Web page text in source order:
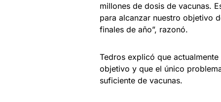
millones de dosis de vacunas.
para alcanzar nuestro objetivo
finales de año”, razonó.
Tedros explicó que
objetivo y que el único
suficiente de vacunas.